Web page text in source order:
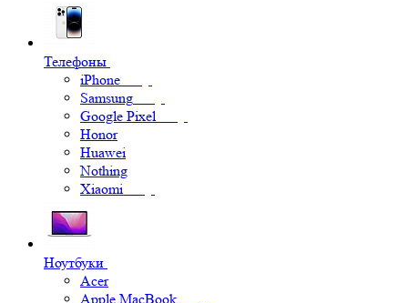
Телефоны
iPhone
Samsung
Google Pixel
Honor
Huawei
Nothing
Xiaomi
Ноутбуки
Acer
Apple MacBook